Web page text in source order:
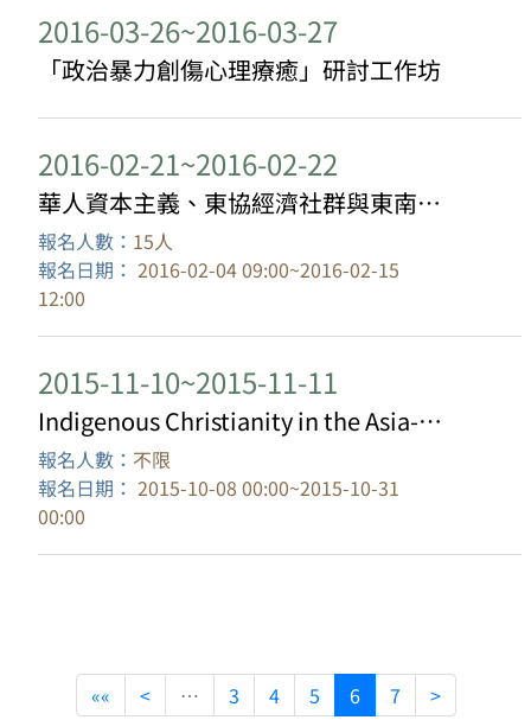
2016-03-26~2016-03-27
「政治暴力創傷心理療癒」研討工作坊
2016-02-21~2016-02-22
華人資本主義、東協經濟社群與東南亞華人小型工作研討會
報名人數： 15人
報名日期： 2016-02-04 09:00~2016-02-15
12:00
2015-11-10~2015-11-11
Indigenous Christianity in the Asia-Pacific Region
報名人數： 不限
報名日期： 2015-10-08 00:00~2015-10-31
00:00
«« < … 3 4 5 6 7
>